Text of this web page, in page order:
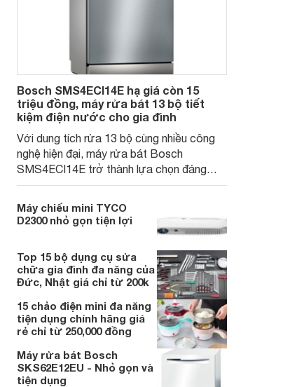
Bosch SMS4ECI14E hạ giá còn 15
triệu đồng, máy rửa bát 13 bộ tiết
kiệm điện nước cho gia đình
Với dung tích rửa 13 bộ cùng nhiều công
nghệ hiện đại, máy rửa bát Bosch
SMS4ECI14E trở thành lựa chọn đáng
cân nhắc cho các gia đình Việt, nhất là
trong bối cảnh giá bán đang được điều
chỉnh giảm sâu.
Máy chiếu mini TYCO
D2300 nhỏ gọn tiện lợi
Top 15 bộ dụng cụ sửa
chữa gia đình đa năng của
Đức, Nhật giá chỉ từ 200k
15 chảo điện mini đa năng
tiện dụng chính hãng giá
rẻ chỉ từ 250,000 đồng
Máy rửa bát Bosch
SKS62E12EU - Nhỏ gọn và
tiện dụng